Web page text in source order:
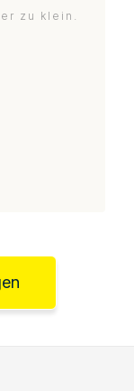
zu klein.